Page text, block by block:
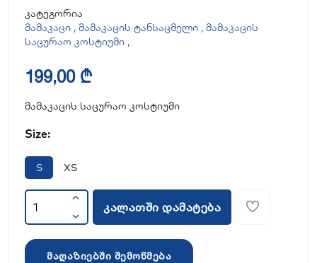
კატეგორია
მამაკაცი , მამაკაცის ტანსაცმელი , მამაკაცის
საცურაო კოსტიუმი ,
199,00 ₾
მამაკაცის საცურაო კოსტიუმი
Size:
S XS
კალათში დამატება
მაღაზიებში შემოწმება